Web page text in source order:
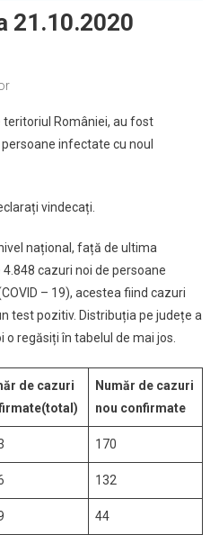
21.10.2020
teritoriul României, au fost
infectate cu noul
vindecați.
național, față de ultima
cazuri noi de persoane
– 19), acestea fiind cazuri
test pozitiv. Distribuția pe județe a
regăsiți în tabelul de mai jos.
de cazuri
Număr de cazuri
nou confirmate
170
132
44